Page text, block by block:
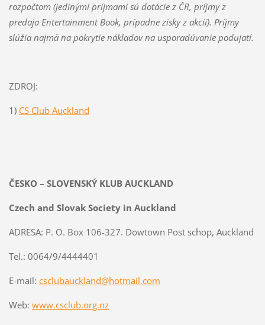
rozpočtom (jedinými príjmami sú dotácie z ČR, príjmy z
predaja Entertainment Book, prípadne zisky z akcií). Príjmy
slúžia najmä na pokrytie nákladov na usporadúvanie podujatí.
ZDROJ:
1) CS Club Auckland
ČESKO – SLOVENSKÝ KLUB AUCKLAND
Czech and Slovak Society in Auckland
ADRESA: P. O. Box 106-327. Dowtown Post schop, Auckland
Tel.: 0064/9/4444401
E-mail: csclubauckland@hotmail.com
Web: www.csclub.org.nz